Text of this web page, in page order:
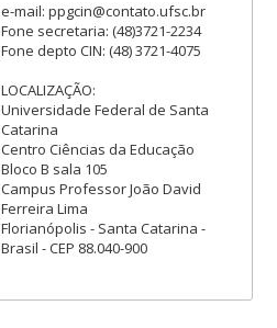
e-mail: ppgcin@contato.ufsc.br
Fone secretaria: (48)3721-2234
Fone depto CIN: (48) 3721-4075
LOCALIZAÇÃO:
Universidade Federal de Santa
Catarina
Centro Ciências da Educação
Bloco B sala 105
Campus Professor João David
Ferreira Lima
Florianópolis - Santa Catarina -
Brasil - CEP 88.040-900